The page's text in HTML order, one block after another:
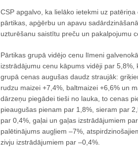
CSP apgalvo, ka lielāko ietekmi uz
pārtikas, apģērbu un apavu
uzturēšanu saistītu preču un pakalpojumu
Pārtikas grupā vidējo cenu līmeni
izstrādājumu cenu kāpums vidēji par
grupā cenas augušas daudz straujāk:
rudzu maizei +7,4%, baltmaizei +6,6% un
dārzeņu piegādei tieši no lauka, to cenas
pieaugušas pienam par 1,8%, sieram par
par 0,4%, gaļai un gaļas izstrādājumiem
palētinājums augļiem –7%,
zivju izstrādājumiem par –0,4%.